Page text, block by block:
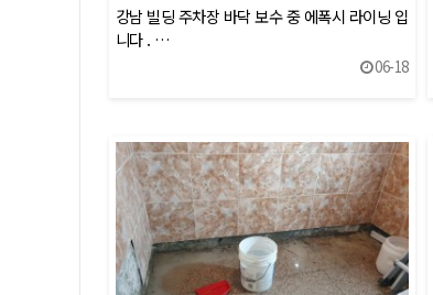
강남 빌딩 주차장 바닥 보수 중 에폭시 라이닝 입
니다 . …
06-18